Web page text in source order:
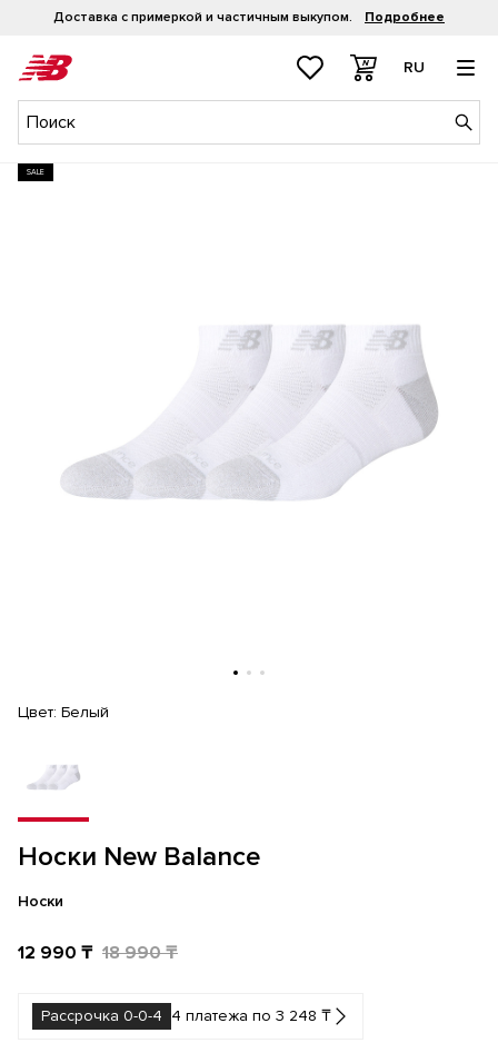
Доставка с примеркой и частичным выкупом. Подробнее
RU
SALE
Носки New Balance
Носки
12 990 ₸ 18 990 ₸
Рассрочка 0-0-4 4 платежа по 3 248 ₸
Цвет: Белый